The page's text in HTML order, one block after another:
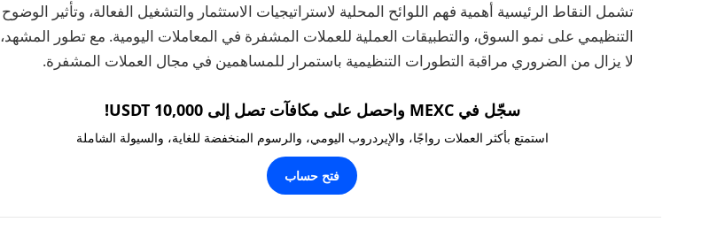
تشمل النقاط الرئيسية أهمية فهم اللوائح المحلية لاستراتيجيات الاستثمار والتشغيل الفعالة، وتأثير الوضوح
التنظيمي على نمو السوق، والتطبيقات العملية للعملات المشفرة في المعاملات اليومية. مع تطور المشهد،
لا يزال من الضروري مراقبة التطورات التنظيمية باستمرار للمساهمين في مجال العملات المشفرة.
سجّل في MEXC واحصل على مكافآت تصل إلى 10,000 USDT!
استمتع بأكثر العملات رواجًا، والإيردروب اليومي، والرسوم المنخفضة للغاية، والسيولة الشاملة
فتح حساب